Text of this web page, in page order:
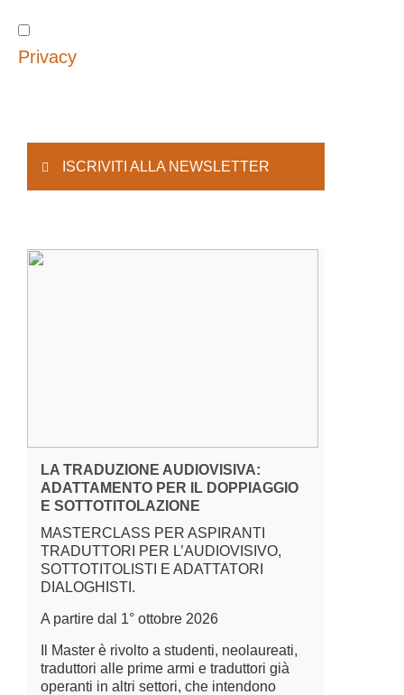
Privacy
ISCRIVITI ALLA NEWSLETTER
LA TRADUZIONE AUDIOVISIVA:
ADATTAMENTO PER IL DOPPIAGGIO
E SOTTOTITOLAZIONE
MASTERCLASS PER ASPIRANTI
TRADUTTORI PER L’AUDIOVISIVO,
SOTTOTITOLISTI E ADATTATORI
DIALOGHISTI.
A partire dal 1° ottobre 2026
Il Master è rivolto a studenti, neolaureati,
traduttori alle prime armi e traduttori già
operanti in altri settori, che intendono